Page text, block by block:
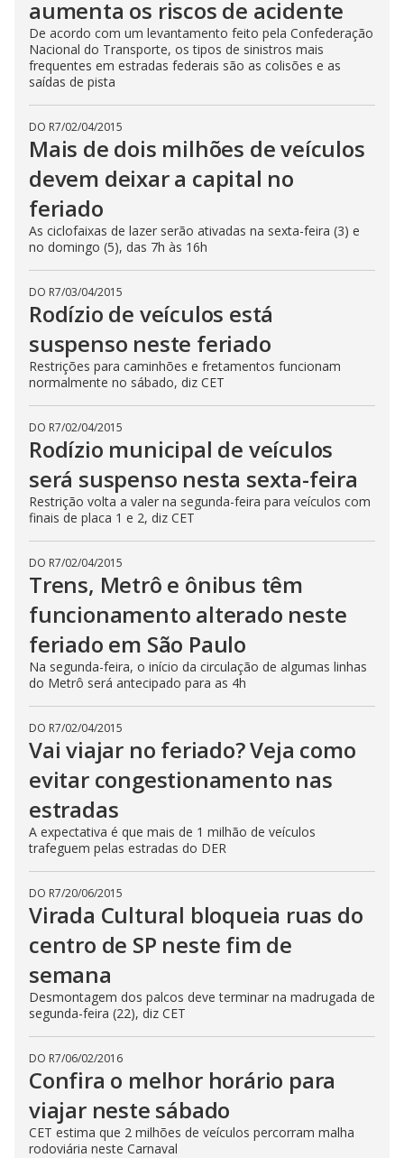
aumenta os riscos de acidente
De acordo com um levantamento feito pela Confederação
Nacional do Transporte, os tipos de sinistros mais
frequentes em estradas federais são as colisões e as
saídas de pista
DO R7/02/04/2015
Mais de dois milhões de veículos
devem deixar a capital no
feriado
As ciclofaixas de lazer serão ativadas na sexta-feira (3) e
no domingo (5), das 7h às 16h
DO R7/03/04/2015
Rodízio de veículos está
suspenso neste feriado
Restrições para caminhões e fretamentos funcionam
normalmente no sábado, diz CET
DO R7/02/04/2015
Rodízio municipal de veículos
será suspenso nesta sexta-feira
Restrição volta a valer na segunda-feira para veículos com
finais de placa 1 e 2, diz CET
DO R7/02/04/2015
Trens, Metrô e ônibus têm
funcionamento alterado neste
feriado em São Paulo
Na segunda-feira, o início da circulação de algumas linhas
do Metrô será antecipado para as 4h
DO R7/02/04/2015
Vai viajar no feriado? Veja como
evitar congestionamento nas
estradas
A expectativa é que mais de 1 milhão de veículos
trafeguem pelas estradas do DER
DO R7/20/06/2015
Virada Cultural bloqueia ruas do
centro de SP neste fim de
semana
Desmontagem dos palcos deve terminar na madrugada de
segunda-feira (22), diz CET
DO R7/06/02/2016
Confira o melhor horário para
viajar neste sábado
CET estima que 2 milhões de veículos percorram malha
rodoviária neste Carnaval